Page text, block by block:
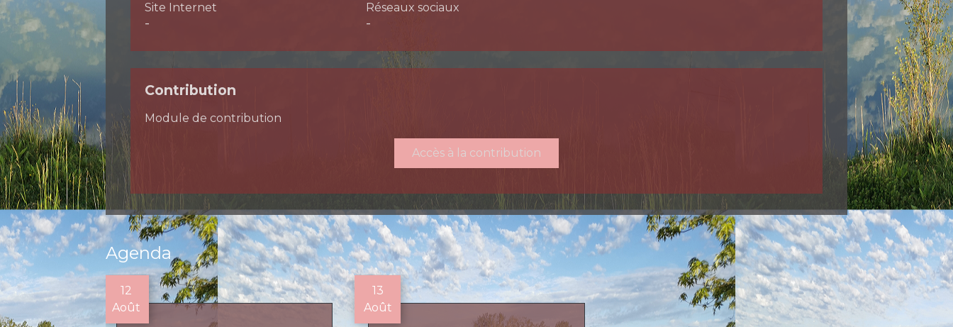
Site Internet
-
Réseaux sociaux
-
Contribution
Module de contribution
Accès à la contribution
Agenda
12
Août
13
Août